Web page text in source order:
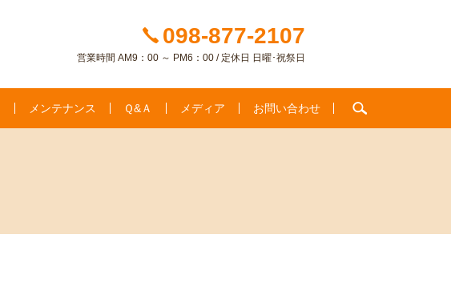
098-877-2107
営業時間 AM9：00 ～ PM6：00 / 定休日 日曜･祝祭日
メンテナンス Ｑ&Ａ メディア お問い合わせ